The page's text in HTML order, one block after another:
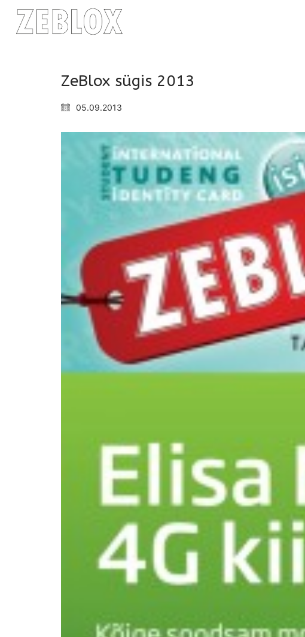
ZeBlox sügis 2013
05.09.2013